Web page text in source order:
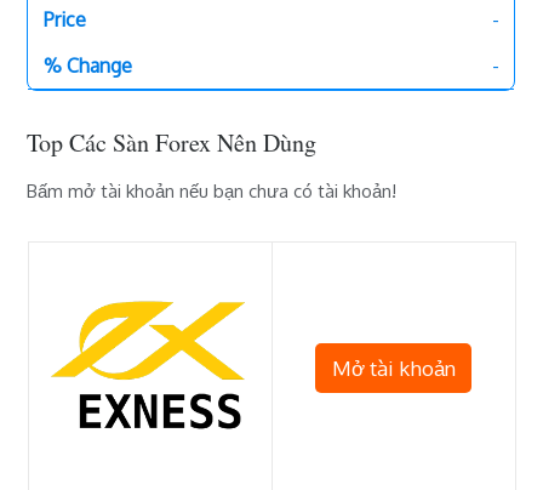
-
-
Top Các Sàn Forex Nên Dùng
Bấm mở tài khoản nếu bạn chưa có tài khoản!
Mở tài khoản